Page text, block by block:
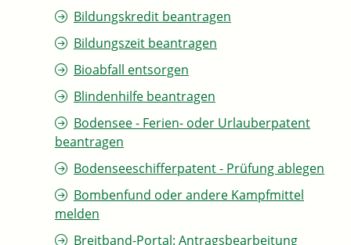
Bildungskredit beantragen
Bildungszeit beantragen
Bioabfall entsorgen
Blindenhilfe beantragen
Bodensee - Ferien- oder Urlauberpatent
beantragen
Bodenseeschifferpatent - Prüfung ablegen
Bombenfund oder andere Kampfmittel
melden
Breitband-Portal: Antragsbearbeitung